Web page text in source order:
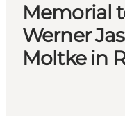
Memorial
Werner
Moltke in